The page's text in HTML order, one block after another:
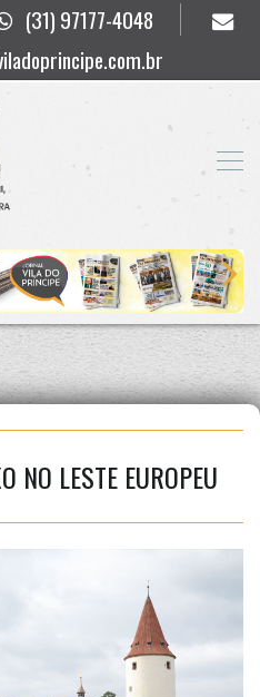
(31) 97177-4048
NO LESTE EUROPEU